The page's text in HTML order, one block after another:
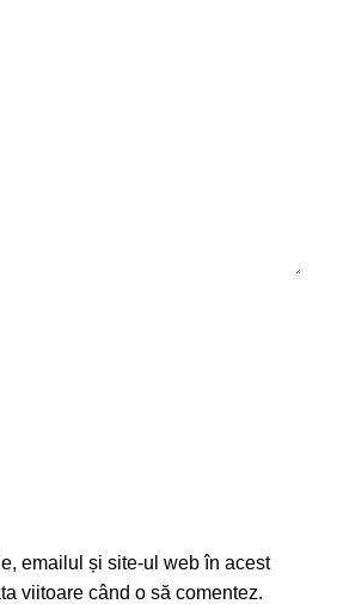
emailul și site-ul web în acest
viitoare când o să comentez.